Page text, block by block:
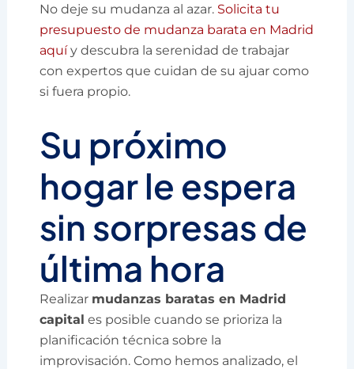
No deje su mudanza al azar. Solicita tu
presupuesto de mudanza barata en Madrid
aquíy descubra la serenidad de trabajar
con expertos que cuidan de su ajuar como
si fuera propio.
Su próximo
hogar le espera
sin sorpresas de
última hora
Realizar mudanzas baratas en Madrid
capital es posible cuando se prioriza la
planificación técnica sobre la
improvisación. Como hemos analizado, el